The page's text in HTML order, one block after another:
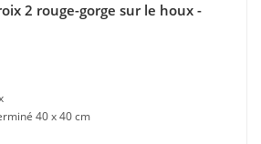
2 rouge-gorge sur le houx -
40 x 40 cm